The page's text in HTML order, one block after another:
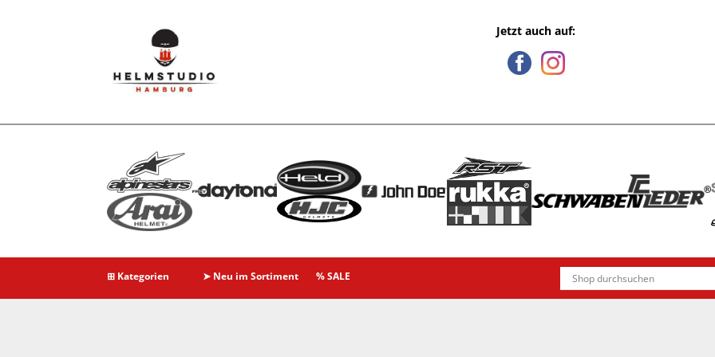
Jetzt auch auf:
⊞ Kategorien ➤ Neu im Sortiment % SALE